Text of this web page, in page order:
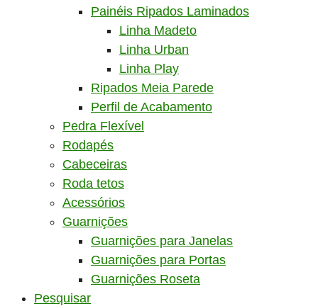
Painéis Ripados Laminados
Linha Madeto
Linha Urban
Linha Play
Ripados Meia Parede
Perfil de Acabamento
Pedra Flexível
Rodapés
Cabeceiras
Roda tetos
Acessórios
Guarnições
Guarnições para Janelas
Guarnições para Portas
Guarnições Roseta
Pesquisar